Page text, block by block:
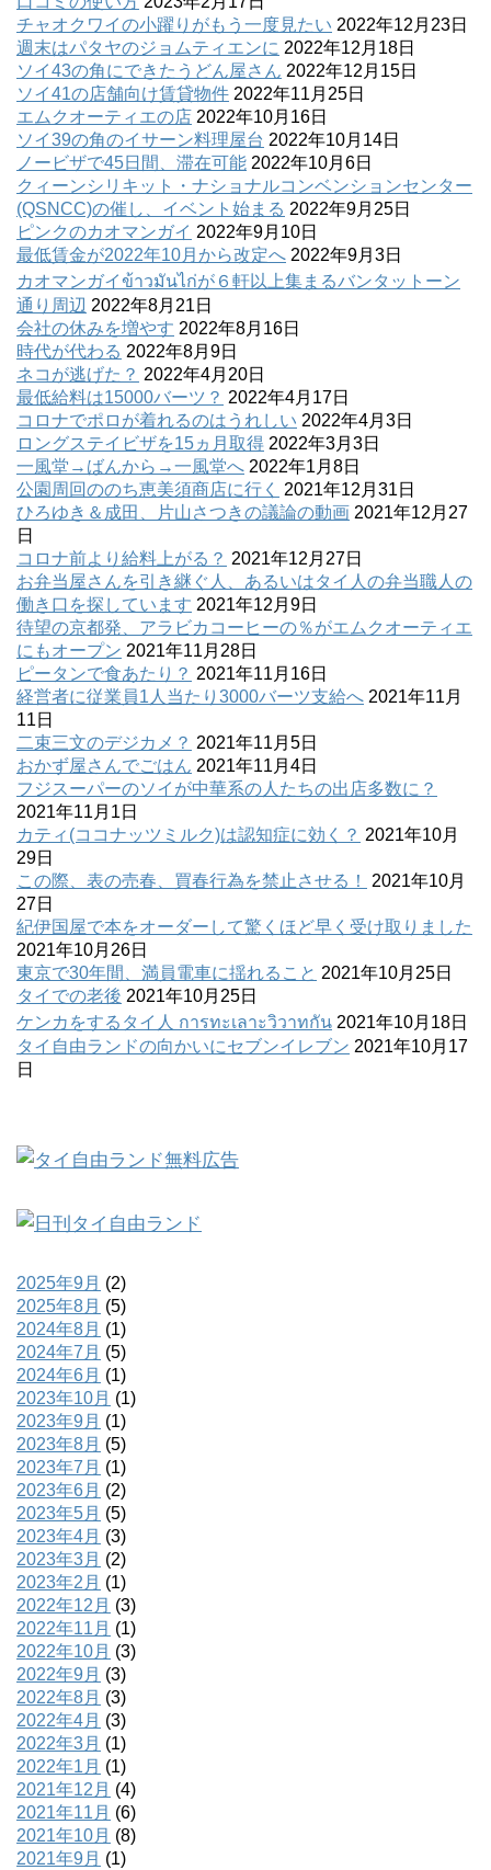
チャオクワイの小躍りがもう一度見たい 2022年12月23日
週末はパタヤのジョムティエンに 2022年12月18日
ソイ43の角にできたうどん屋さん 2022年12月15日
ソイ41の店舗向け賃貸物件 2022年11月25日
エムクオーティエの店 2022年10月16日
ソイ39の角のイサーン料理屋台 2022年10月14日
ノービザで45日間、滞在可能 2022年10月6日
クィーンシリキット・ナショナルコンベンションセンター
(QSNCC)の催し、イベント始まる 2022年9月25日
ピンクのカオマンガイ 2022年9月10日
最低賃金が2022年10月から改定へ 2022年9月3日
カオマンガイข้าวมันไก่が６軒以上集まるバンタットーン
通り周辺 2022年8月21日
会社の休みを増やす 2022年8月16日
時代が代わる 2022年8月9日
ネコが逃げた？ 2022年4月20日
最低給料は15000バーツ？ 2022年4月17日
コロナでポロが着れるのはうれしい 2022年4月3日
ロングステイビザを15ヵ月取得 2022年3月3日
一風堂→ばんから→一風堂へ 2022年1月8日
公園周回ののち恵美須商店に行く
2021年12月31日
ひろゆき＆成田、片山さつきの議論の動画 2021年12月27
日
コロナ前より給料上がる？ 2021年12月27日
お弁当屋さんを引き継ぐ人、あるいはタイ人の弁当職人の
働き口を探しています 2021年12月9日
待望の京都発、アラビカコーヒーの％がエムクオーティエ
にもオープン 2021年11月28日
ピータンで食あたり？ 2021年11月16日
経営者に従業員1人当たり3000バーツ支給へ 2021年11月
11日
二束三文のデジカメ？ 2021年11月5日
おかず屋さんでごはん 2021年11月4日
フジスーパーのソイが中華系の人たちの出店多数に？
2021年11月1日
カティ(ココナッツミルク)は認知症に効く？ 2021年10月
29日
この際、表の売春、買春行為を禁止させる！
2021年10月
27日
紀伊国屋で本をオーダーして驚くほど早く受け取りました
2021年10月26日
東京で30年間、満員電車に揺れること 2021年10月25日
タイでの老後 2021年10月25日
ケンカをするタイ人 การทะเลาะวิวาทกัน 2021年10月18日
タイ自由ランドの向かいにセブンイレブン 2021年10月17
日
2025年9月 (2)
2025年8月 (5)
2024年8月 (1)
2024年7月 (5)
2024年6月 (1)
2023年10月 (1)
2023年9月 (1)
2023年8月 (5)
2023年7月 (1)
2023年6月 (2)
2023年5月 (5)
2023年4月 (3)
2023年3月 (2)
2023年2月 (1)
2022年12月 (3)
2022年11月 (1)
2022年10月 (3)
2022年9月 (3)
2022年8月 (3)
2022年4月 (3)
2022年3月 (1)
2022年1月 (1)
2021年12月 (4)
2021年11月 (6)
2021年10月 (8)
2021年9月 (1)